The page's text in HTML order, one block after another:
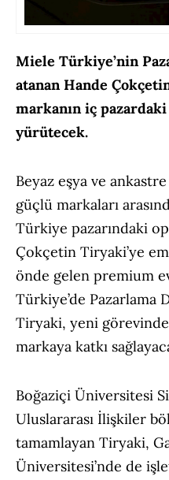
Miele Türkiye’nin
atanan Hande
markanın iç
yürütecek.
Beyaz eşya ve
güçlü markaları
Türkiye pazarındaki
Çokçetin Tiryaki’ye
önde gelen premium
Türkiye’de
Tiryaki, yeni görevinde
markaya katkı
Boğaziçi Üniversitesi
Uluslararası İlişkiler
tamamlayan Tiryaki,
Üniversitesi’nde de